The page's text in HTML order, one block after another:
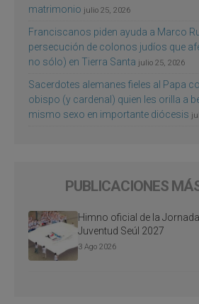
matrimonio julio 25, 2026
Franciscanos piden ayuda a Marco
persecución de colonos judíos que
no sólo) en Tierra Santa julio 25, 2026
Sacerdotes alemanes fieles al Papa
obispo (y cardenal) quien les orilla a
mismo sexo en importante diócesis
PUBLICACIONES
Himno oficial de la
Juventud Seúl 2027
3 Ago 2026